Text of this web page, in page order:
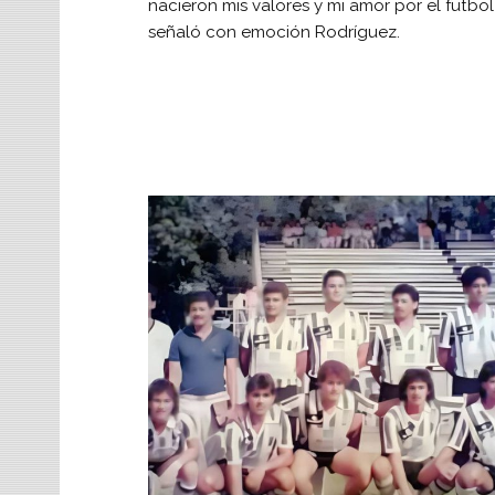
nacieron mis valores y mi amor por el
señaló con emoción Rodríguez.